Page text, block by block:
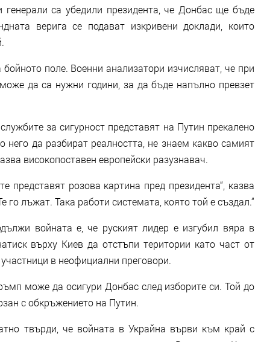
са убедили президента, че Донбас ще бъде
верига се подават изкривени доклади, които
поле. Военни анализатори изчисляват, че при
да са нужни години, за да бъде напълно превзет
за сигурност представят на Путин прекалено
да разбират реалността, не знаем какво самият
високопоставен европейски разузнавач.
розова картина пред президента“, казва
го лъжат. Така работи системата, която той е създал.“
войната е, че руският лидер е изгубил вяра в
върху Киев да отстъпи територии като част от
в неофициални преговори.
може да осигури Донбас след изборите си. Той до
с обкръжението на Путин.
твърди, че войната в Украйна върви към край с